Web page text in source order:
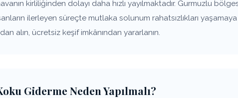
kirliliğinden dolayı daha hızlı yayılmaktadır. Gurmuzlu
ilerleyen süreçte mutlaka solunum rahatsızlıkları
alın, ücretsiz keşif imkânından yararlanın.
Giderme Neden Yapılmalı?